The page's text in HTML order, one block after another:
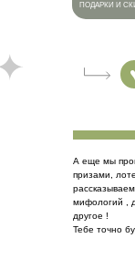
ПОДАРКИ И
А еще мы
призами,
мифологий ,
другое !
Тебе точно